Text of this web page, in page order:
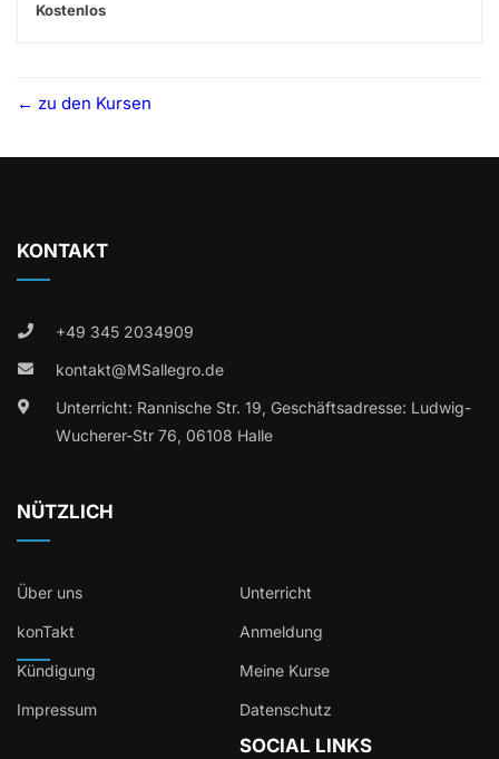
Kostenlos
zu den Kursen
KONTAKT
+49 345 2034909
kontakt@MSallegro.de
Unterricht: Rannische Str. 19, Geschäftsadresse: Ludwig-
Wucherer-Str 76, 06108 Halle
NÜTZLICH
Über uns Unterricht
konTakt Anmeldung
Kündigung Meine Kurse
Impressum Datenschutz
SOCIAL LINKS